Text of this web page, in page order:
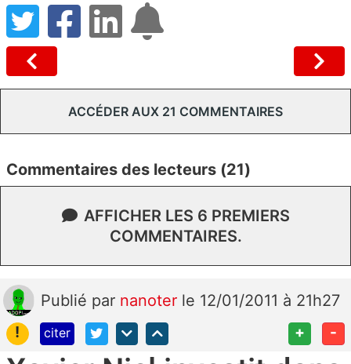
ACCÉDER AUX 21 COMMENTAIRES
Commentaires des lecteurs (21)
AFFICHER LES 6 PREMIERS
COMMENTAIRES.
Publié par nanoter le 12/01/2011 à 21h27
!
citer + -